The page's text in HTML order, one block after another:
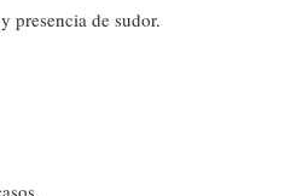
presencia de sudor.